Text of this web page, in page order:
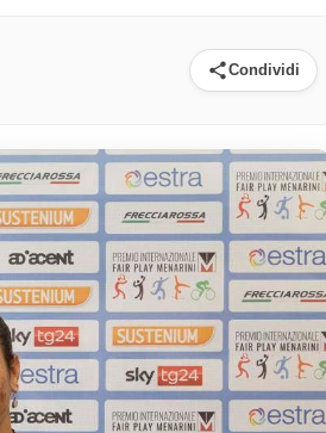
Condividi